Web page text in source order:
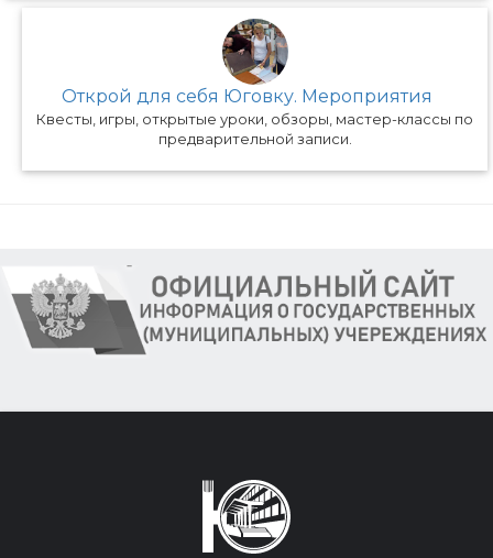
Открой для себя Юговку. Мероприятия
Квесты, игры, открытые уроки, обзоры, мастер-классы по
предварительной записи.